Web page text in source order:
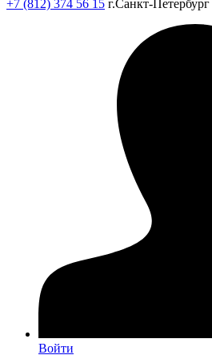
+7 (812) 374 56 15 г.Санкт-Петербург
Войти